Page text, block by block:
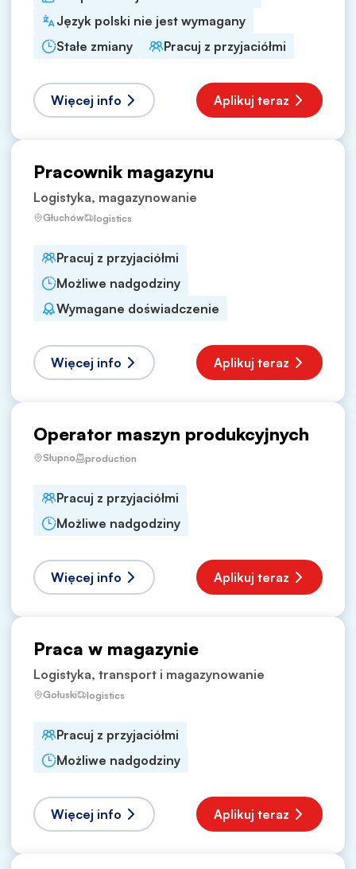
Język polski nie jest wymagany
Stałe zmiany
Pracuj z przyjaciółmi
Więcej info Aplikuj teraz
Pracownik magazynu
Logistyka, magazynowanie
Głuchów logistics
Pracuj z przyjaciółmi
Możliwe nadgodziny
Wymagane doświadczenie
Więcej info Aplikuj teraz
Operator maszyn produkcyjnych
Słupno production
Pracuj z przyjaciółmi
Możliwe nadgodziny
Więcej info Aplikuj teraz
Praca w magazynie
Logistyka, transport i magazynowanie
Gołuski logistics
Pracuj z przyjaciółmi
Możliwe nadgodziny
Więcej info Aplikuj teraz